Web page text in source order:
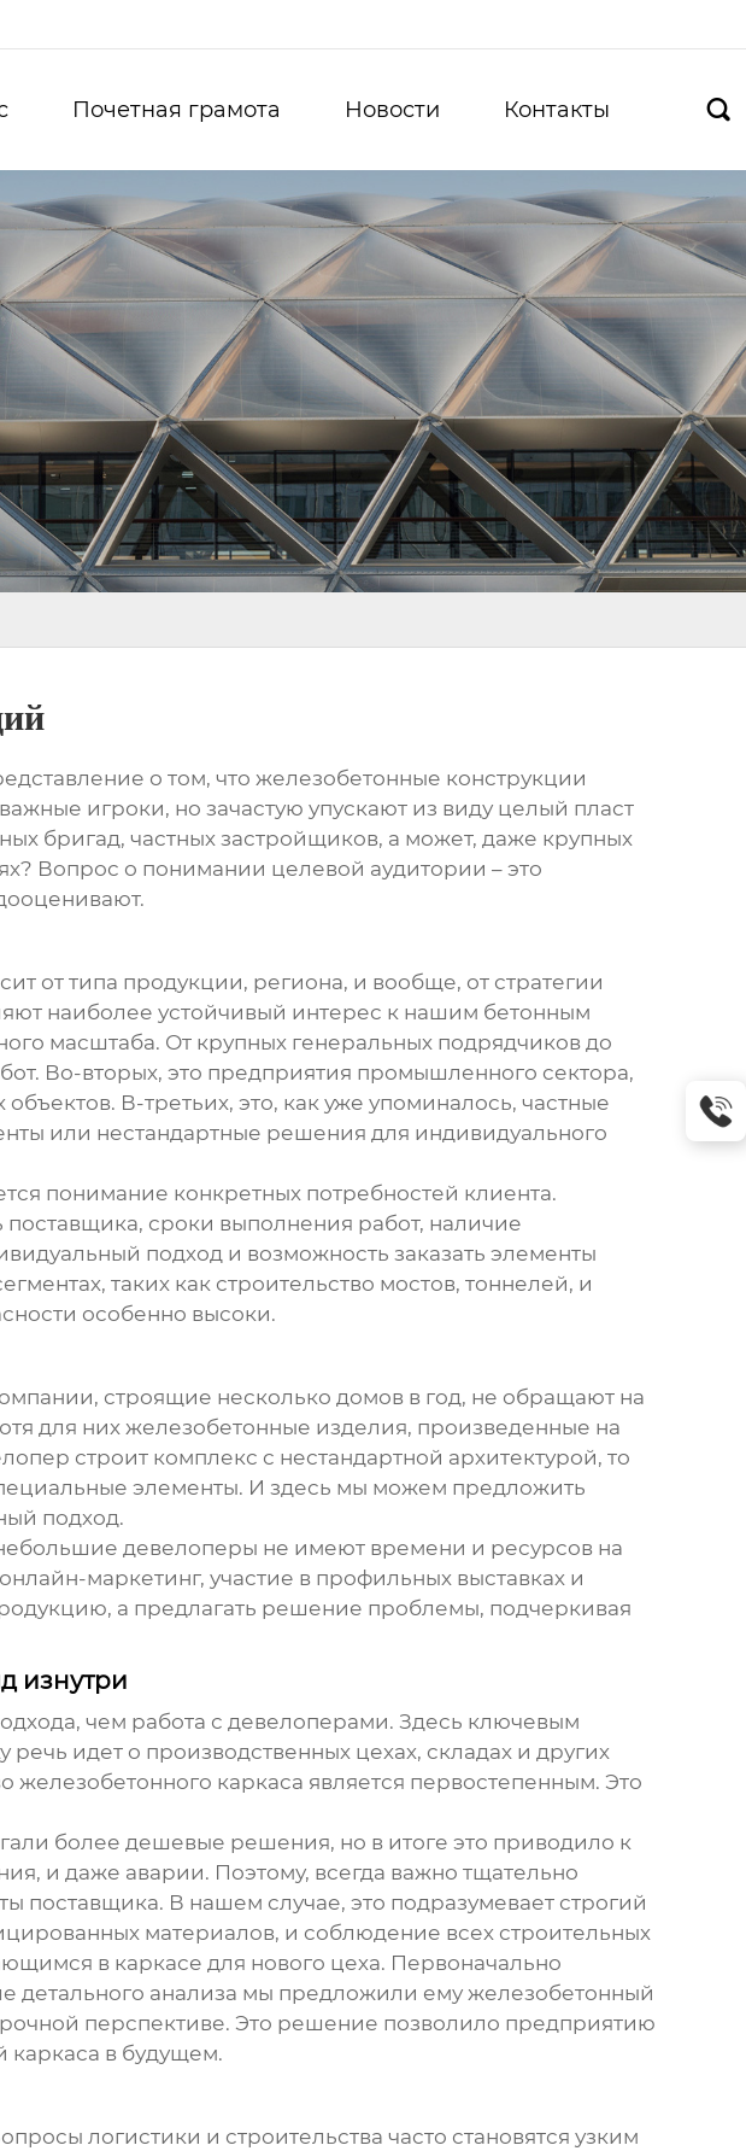
Почетная грамота Новости Контакты 
о том, что железобетонные конструкции
игроки, но зачастую упускают из виду целый пласт
бригад, частных застройщиков, а может, даже крупных
Вопрос о понимании целевой аудитории – это
от типа продукции, региона, и вообще, от стратегии
наиболее устойчивый интерес к нашим бетонным
масштаба. От крупных генеральных подрядчиков до
Во-вторых, это предприятия промышленного сектора,
В-третьих, это, как уже упоминалось, частные
или нестандартные решения для индивидуального
понимание конкретных потребностей клиента.
сроки выполнения работ, наличие
подход и возможность заказать элементы
таких как строительство мостов, тоннелей, и
особенно высоки.
строящие несколько домов в год, не обращают на
для них железобетонные изделия, произведенные на
строит комплекс с нестандартной архитектурой, то
элементы. И здесь мы можем предложить
подход.
девелоперы не имеют времени и ресурсов на
маркетинг, участие в профильных выставках и
а предлагать решение проблемы, подчеркивая
изнутри
чем работа с девелоперами. Здесь ключевым
идет о производственных цехах, складах и других
железобетонного каркаса является первостепенным. Это
более дешевые решения, но в итоге это приводило к
и даже аварии. Поэтому, всегда важно тщательно
поставщика. В нашем случае, это подразумевает строгий
материалов, и соблюдение всех строительных
в каркасе для нового цеха. Первоначально
детального анализа мы предложили ему железобетонный
перспективе. Это решение позволило предприятию
каркаса в будущем.
логистики и строительства часто становятся узким